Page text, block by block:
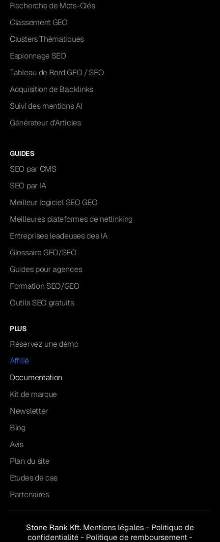
Recherche de Mots-Clés
Classement GEO
Clusters Thématiques
Espionnage SEO
Tableau de Bord GEO / SEO
Acquisition de Backlinks
Suivi des mentions AI
Générateur d'Articles
GUIDES
SEO par CMS
SEO par IA
Meilleur logiciel SEO GEO
Meilleures plateformes de netlinking
Entreprises leadeuses des IA
Glossaire GEO/SEO
Guides pour agences
Formation SEO/GEO
Outils SEO gratuits
PLUS
Réservez une démo
Affilié
Documentation
Kit de marque
Newsletter
Blog
Avis
Plan du site
Etudes de cas
Partenaires
Stone Rank Kft. Mentions légales- Politique de
confidentialité- Politique de remboursement-